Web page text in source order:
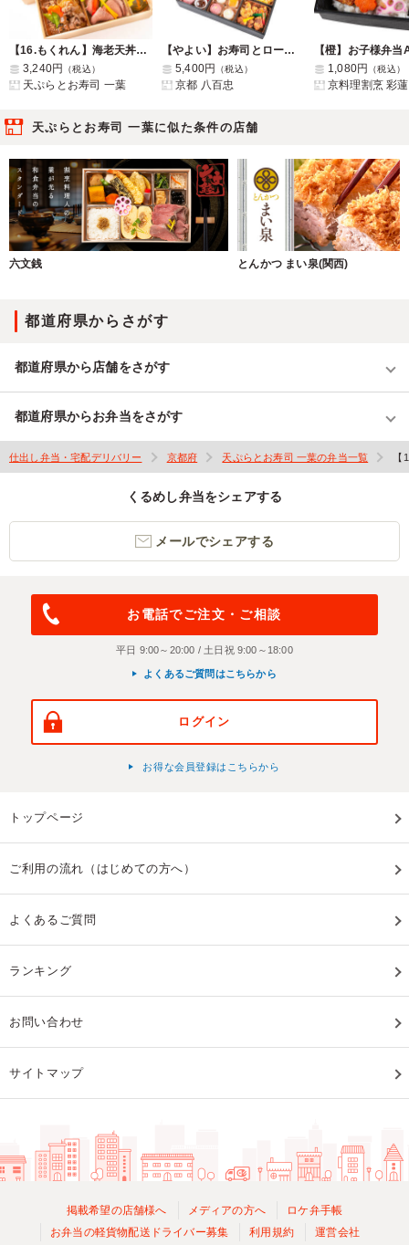
【16.もくれん】海老天丼とちらし寿司、ローストビーフと牛すき焼の二段弁当
3,240円
（税込）
天ぷらとお寿司 一葉
【やよい】お寿司とローストビーフ&鶏のからあげ
5,400円
（税込）
京都 八百忠
【橙】お子様弁当
1,080円
（税込）
京料理割烹 彩蓮
天ぷらとお寿司 一葉に似た条件の店舗
六文銭 とんかつ まい泉(関西)
都道府県からさがす
都道府県から店舗をさがす
都道府県からお弁当をさがす
仕出し弁当・宅配デリバリー 京都府 天ぷらとお寿司 一葉の弁当一覧
くるめし弁当をシェアする
メールでシェアする
お電話でご注文・ご相談
平日 9:00～20:00 / 土日祝 9:00～18:00
よくあるご質問はこちらから
ログイン
お得な会員登録はこちらから
トップページ
ご利用の流れ（はじめての方へ）
よくあるご質問
ランキング
お問い合わせ
サイトマップ
掲載希望の店舗様へ メディアの方へ
ロケ弁手帳
お弁当の軽貨物配送ドライバー募集
利用規約 運営会社